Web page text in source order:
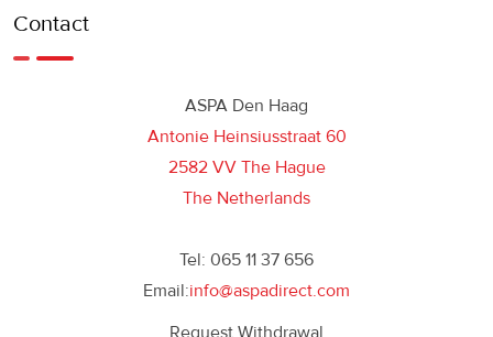
Contact
ASPA Den Haag
Antonie Heinsiusstraat 60
2582 VV The Hague
The Netherlands
Tel: 065 11 37 656
Email:info@aspadirect.com
Request Withdrawal